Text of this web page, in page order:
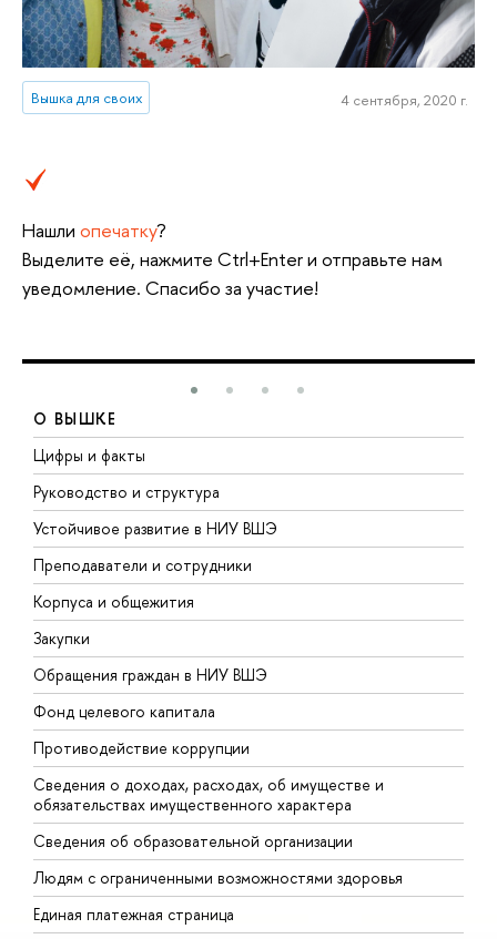
Вышка для своих 4 сентября, 2020 г.
Нашли опечатку?
Выделите её, нажмите Ctrl+Enter и отправьте нам
уведомление. Спасибо за участие!
О ВЫШКЕ
Цифры и факты
Руководство и структура
Устойчивое развитие в НИУ ВШЭ
Преподаватели и сотрудники
Корпуса и общежития
Закупки
Обращения граждан в НИУ ВШЭ
Фонд целевого капитала
Противодействие коррупции
Сведения о доходах, расходах, об имуществе и
обязательствах имущественного характера
Сведения об образовательной организации
Людям с ограниченными возможностями здоровья
Единая платежная страница